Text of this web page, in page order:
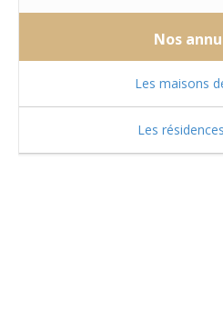
Nos
Les maisons
Les